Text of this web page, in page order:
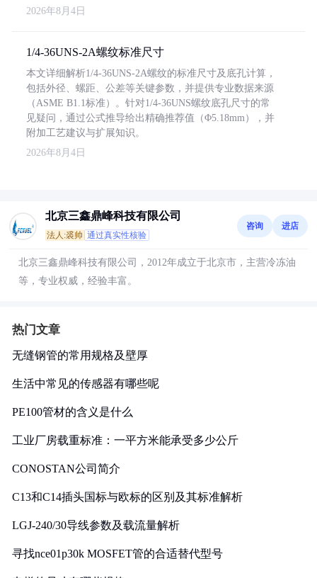
2026年8月4日
1/4-36UNS-2A螺纹标准尺寸
本文详细解析1/4-36UNS-2A螺纹的标准尺寸及底孔计算，
包括外径、螺距、公差等关键参数，并提供专业数据来源
（ASME B1.1标准）。针对1/4-36UNS螺纹底孔尺寸的常
见疑问，通过公式推导给出精确推荐值（Φ5.18mm），并
附加工艺建议与扩展知识。
2026年8月4日
北京三鑫鼎峰科技有限公司
法人:裘帅 通过真实性核验
咨询 进店
北京三鑫鼎峰科技有限公司，2012年成立于北京市，主营冷冻油
等，专业权威，经验丰富。
热门文章
无缝钢管的常用规格及壁厚
生活中常见的传感器有哪些呢
PE100管材的含义是什么
工业厂房载重标准：一平方米能承受多少公斤
CONOSTAN公司简介
C13和C14插头国标与欧标的区别及其标准解析
LGJ-240/30导线参数及载流量解析
寻找nce01p30k MOSFET管的合适替代型号